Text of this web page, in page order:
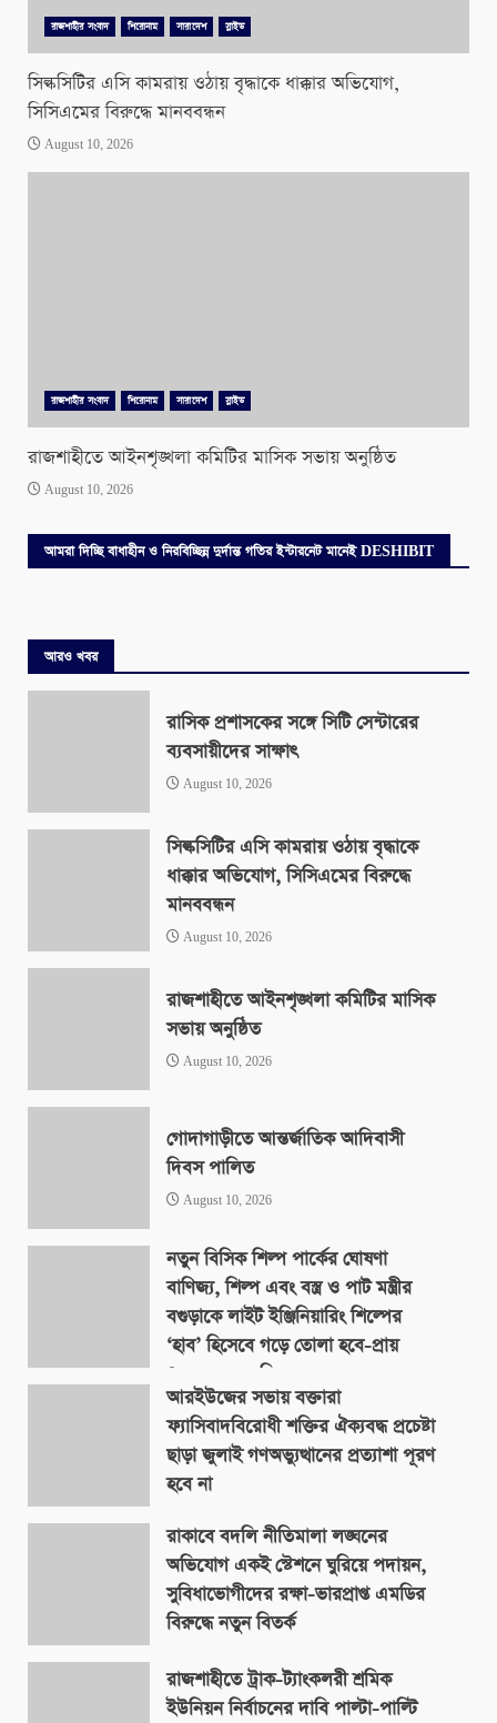
রাজশাহীর সংবাদ শিরোনাম সারাদেশ স্লাইড
সিল্কসিটির এসি কামরায় ওঠায় বৃদ্ধাকে ধাক্কার অভিযোগ,
সিসিএমের বিরুদ্ধে মানববন্ধন
August 10, 2026
রাজশাহীর সংবাদ শিরোনাম সারাদেশ স্লাইড
রাজশাহীতে আইনশৃঙ্খলা কমিটির মাসিক সভায় অনুষ্ঠিত
August 10, 2026
আমরা দিচ্ছি বাধাহীন ও নিরবিচ্ছিন্ন দুর্দান্ত গতির ইন্টারনেট মানেই DESHIBIT
আরও খবর
রাসিক প্রশাসকের সঙ্গে সিটি সেন্টারের
ব্যবসায়ীদের সাক্ষাৎ
August 10, 2026
সিল্কসিটির এসি কামরায় ওঠায় বৃদ্ধাকে
ধাক্কার অভিযোগ, সিসিএমের বিরুদ্ধে
মানববন্ধন
August 10, 2026
রাজশাহীতে আইনশৃঙ্খলা কমিটির মাসিক
সভায় অনুষ্ঠিত
August 10, 2026
গোদাগাড়ীতে আন্তর্জাতিক আদিবাসী
দিবস পালিত
August 10, 2026
নতুন বিসিক শিল্প পার্কের ঘোষণা
বাণিজ্য, শিল্প এবং বস্ত্র ও পাট মন্ত্রীর
বগুড়াকে লাইট ইঞ্জিনিয়ারিং শিল্পের
‘হাব’ হিসেবে গড়ে তোলা হবে-প্রায়
৪০০ একর জমিতে
August 9, 2026
আরইউজের সভায় বক্তারা
ফ্যাসিবাদবিরোধী শক্তির ঐক্যবদ্ধ প্রচেষ্টা
ছাড়া জুলাই গণঅভ্যুত্থানের প্রত্যাশা পূরণ
হবে না
রাকাবে বদলি নীতিমালা লঙ্ঘনের
অভিযোগ একই স্টেশনে ঘুরিয়ে পদায়ন,
সুবিধাভোগীদের রক্ষা-ভারপ্রাপ্ত এমডির
বিরুদ্ধে নতুন বিতর্ক
রাজশাহীতে ট্রাক-ট্যাংকলরী শ্রমিক
ইউনিয়ন নির্বাচনের দাবি পাল্টা-পাল্টি